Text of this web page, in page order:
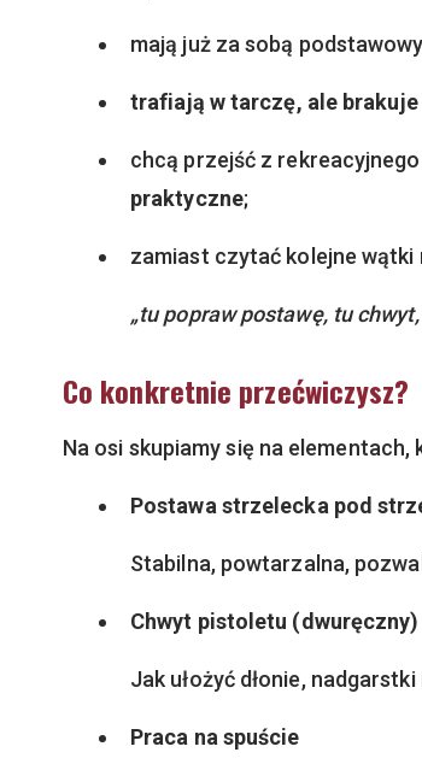
mają już za sobą
trafiają w tarczę, ale
chcą przejść z rekreacyjnego
praktyczne;
zamiast czytać kolejne wątki
„tu popraw postawę, tu
Co konkretnie przećwiczysz?
Na osi skupiamy się na
Postawa strzelecka pod
Stabilna, powtarzalna,
Chwyt pistoletu (dwuręczny)
Jak ułożyć dłonie,
Praca na spuście